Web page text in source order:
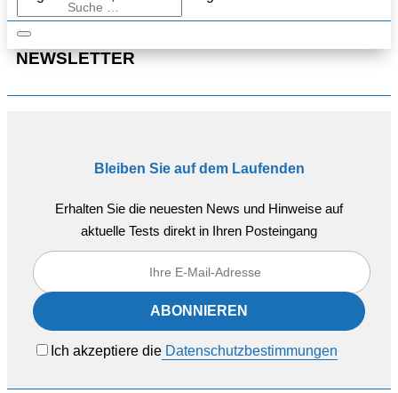
NEWSLETTER
Bleiben Sie auf dem Laufenden
Erhalten Sie die neuesten News und Hinweise auf
aktuelle Tests direkt in Ihren Posteingang
Ich akzeptiere die Datenschutzbestimmungen